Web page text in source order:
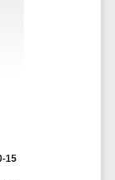
>
けサービ
15